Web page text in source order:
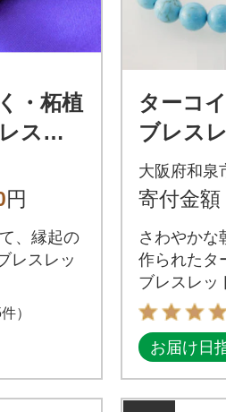
・柘植
スレ
円
、縁起の
レスレッ
）
ターコ
ブレス
大阪府和泉
寄付金額
さわやかな
作られたタ
ブレスレッ
お届け日